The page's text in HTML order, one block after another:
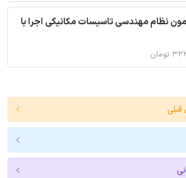
نظام مهندسی تاسیسات مکانیکی اجرا با